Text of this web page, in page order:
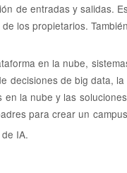
de entradas y salidas.
los propietarios.
en la nube,
decisiones de big
la nube y las
para crear un
IA.